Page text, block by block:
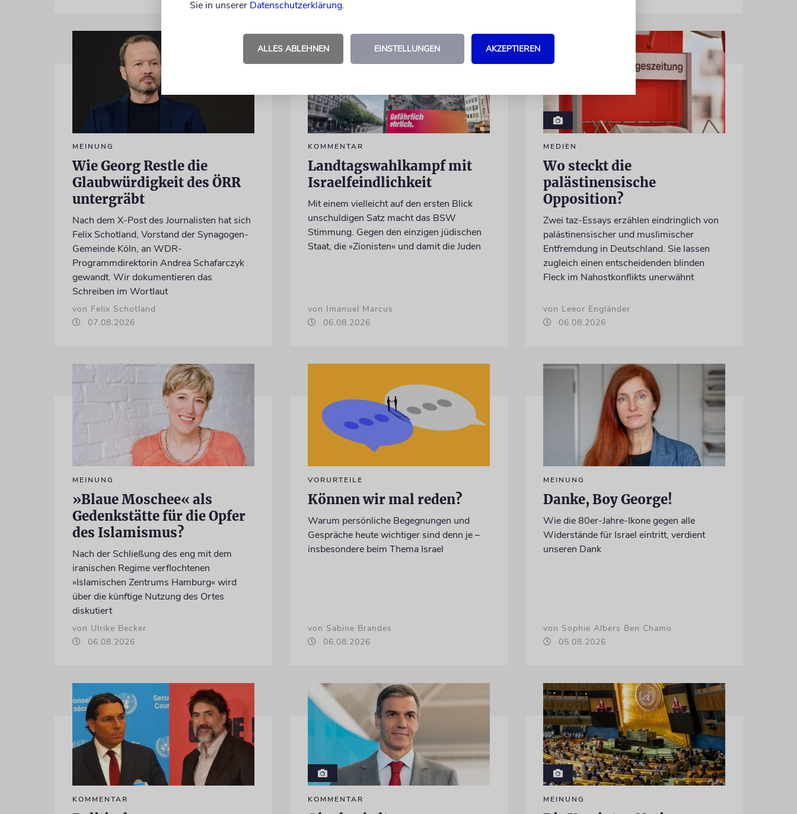
MEINUNG
Wie Georg Restle die
Glaubwürdigkeit des ÖRR
untergräbt
Nach dem X-Post des Journalisten hat sich
Felix Schotland, Vorstand der Synagogen-
Gemeinde Köln, an WDR-
Programmdirektorin Andrea Schafarczyk
gewandt. Wir dokumentieren das
Schreiben im Wortlaut
von Felix Schotland
07.08.2026
KOMMENTAR
Landtagswahlkampf mit
Israelfeindlichkeit
Mit einem vielleicht auf den ersten Blick
unschuldigen Satz macht das BSW
Stimmung. Gegen den einzigen jüdischen
Staat, die »Zionisten« und damit die Juden
von Imanuel Marcus
06.08.2026
MEDIEN
Wo steckt die
palästinensische
Opposition?
Zwei taz-Essays erzählen eindringlich von
palästinensischer und muslimischer
Entfremdung in Deutschland. Sie lassen
zugleich einen entscheidenden blinden
Fleck im Nahostkonflikts unerwähnt
von Leeor Engländer
06.08.2026
MEINUNG
»Blaue Moschee« als
Gedenkstätte für die Opfer
des Islamismus?
Nach der Schließung des eng mit dem
iranischen Regime verflochtenen
»Islamischen Zentrums Hamburg« wird
über die künftige Nutzung des Ortes
diskutiert
von Ulrike Becker
06.08.2026
VORURTEILE
Können wir mal reden?
Warum persönliche Begegnungen und
Gespräche heute wichtiger sind denn je –
insbesondere beim Thema Israel
von Sabine Brandes
06.08.2026
MEINUNG
Danke, Boy George!
Wie die 80er-Jahre-Ikone gegen alle
Widerstände für Israel eintritt, verdient
unseren Dank
von Sophie Albers Ben Chamo
05.08.2026
KOMMENTAR KOMMENTAR MEINUNG
Sie in unserer Datenschutzerklärung.
ALLES ABLEHNEN EINSTELLUNGEN AKZEPTIEREN